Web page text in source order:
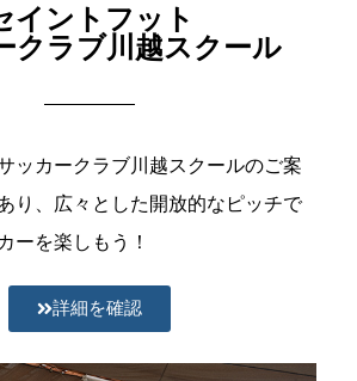
イントフット
クラブ川越スクール
ッカークラブ川越スクールのご案
り、広々とした開放的なピッチで
ーを楽しもう！
詳細を確認